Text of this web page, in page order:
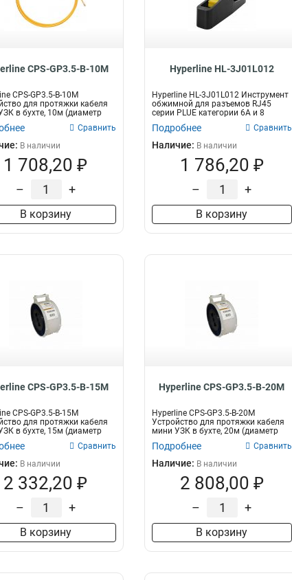
CPS-GP3.5-B-10M
CPS-GP3.5-B-10M
для протяжки кабеля
в бухте, 10м (диаметр
Сравнить
В наличии
1 708,20 ₽
– +
В корзину
Hyperline HL-3J01L012
Hyperline HL-3J01L012 Инструмент
обжимной для разъемов RJ45
серии PLUE категории 6A и 8
Подробнее Сравнить
Наличие: В наличии
1 786,20 ₽
– +
В корзину
CPS-GP3.5-B-15M
CPS-GP3.5-B-15M
для протяжки кабеля
в бухте, 15м (диаметр
Сравнить
В наличии
2 332,20 ₽
– +
В корзину
Hyperline CPS-GP3.5-B-20M
Hyperline CPS-GP3.5-B-20M
Устройство для протяжки кабеля
мини УЗК в бухте, 20м (диаметр
прутка...
Подробнее Сравнить
Наличие: В наличии
2 808,00 ₽
– +
В корзину